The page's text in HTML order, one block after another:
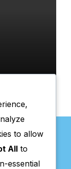
to allow
All to
essential